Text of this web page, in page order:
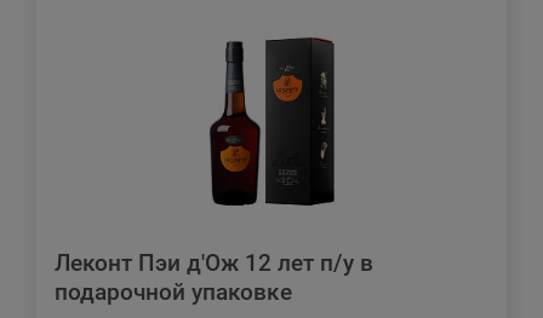
Леконт Пэи д'Ож 12 лет п/у в
подарочной упаковке